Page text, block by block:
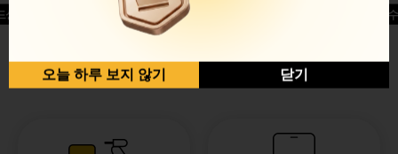
글윙
반반순살[레드+허니]
허니옥
오늘 하루 보지 않기 닫기